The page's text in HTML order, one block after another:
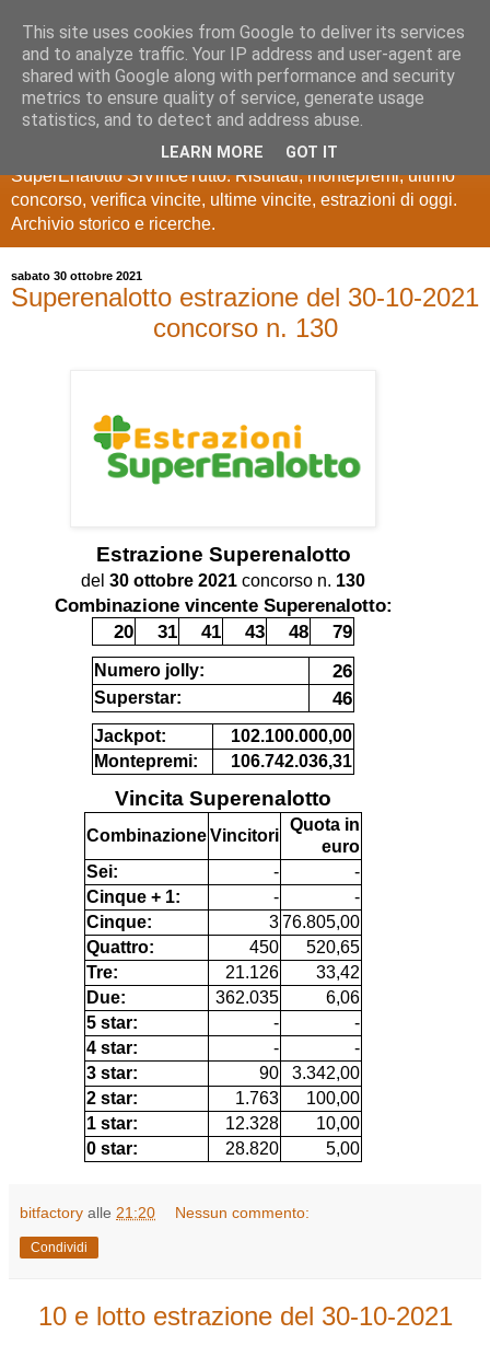
Estrazioni Lotto
SuperEnalotto
Ultime estrazioni di Lotto, SuperEnalotto, 10 e lotto,
SuperEnalotto SiVinceTutto. Risultati, montepremi, ultimo
concorso, verifica vincite, ultime vincite, estrazioni di oggi.
Archivio storico e ricerche.
sabato 30 ottobre 2021
Superenalotto estrazione del 30-10-2021
concorso n. 130
Estrazione Superenalotto
del 30 ottobre 2021 concorso n. 130
Combinazione vincente Superenalotto:
20
31 41 43 48 79
Numero jolly: 26
Superstar: 46
Jackpot:
102.100.000,00
Montepremi:
106.742.036,31
Vincita Superenalotto
CombinazioneVincitori
Quota in
euro
Sei:
-
-
Cinque + 1:
-
-
Cinque:
376.805,00
Quattro:
450
520,65
Tre:
21.126
33,42
Due:
362.035
6,06
5 star:
-
-
4 star:
-
-
3 star:
90
3.342,00
2 star:
1.763
100,00
1 star:
12.328
10,00
0 star:
28.820 5,00
bitfactory alle 21:20 Nessun commento:
Condividi
10 e lotto estrazione del 30-10-2021
This site uses cookies from Google to deliver its services
and to analyze traffic. Your IP address and user-agent are
shared with Google along with performance and security
metrics to ensure quality of service, generate usage
statistics, and to detect and address abuse.
LEARN MORE GOT IT